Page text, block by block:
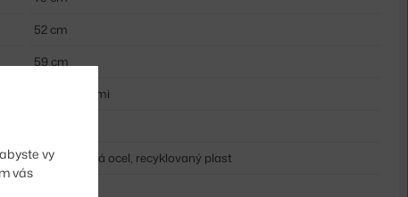
52 cm
59 cm
s područkami
chromovaná ocel, recyklovaný plast
vy
vás